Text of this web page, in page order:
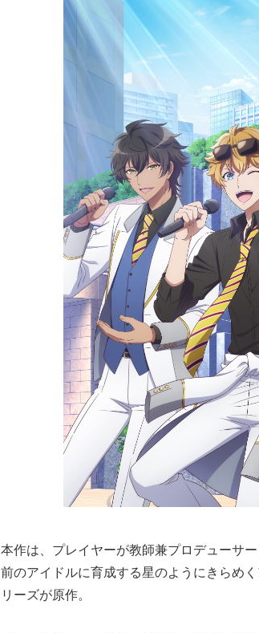
本作は、プレイヤーが教師兼プロデューサ
前のアイドルに育成する星のようにきらめ
リーズが原作。